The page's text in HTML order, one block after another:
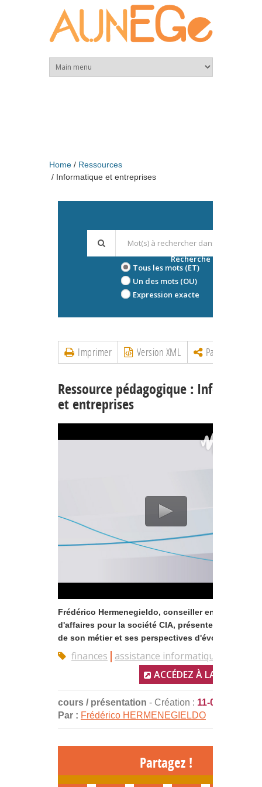
Home
Ressources
Informatique et entreprises
Tous les mots (ET)
Un des mots (OU)
Expression exacte
Recherche avancée
Imprimer Version XML Partager
Ressource pédagogique :
et entreprises
Frédérico Hermenegieldo, conseiller en
d'affaires pour la société CIA, présente le
de son métier et ses perspectives d'évolution...
finances
assistance informatique
ACCÉDEZ À LA
cours / présentation - Création : 11-06-2010
Par : Frédérico HERMENEGIELDO
Partagez !